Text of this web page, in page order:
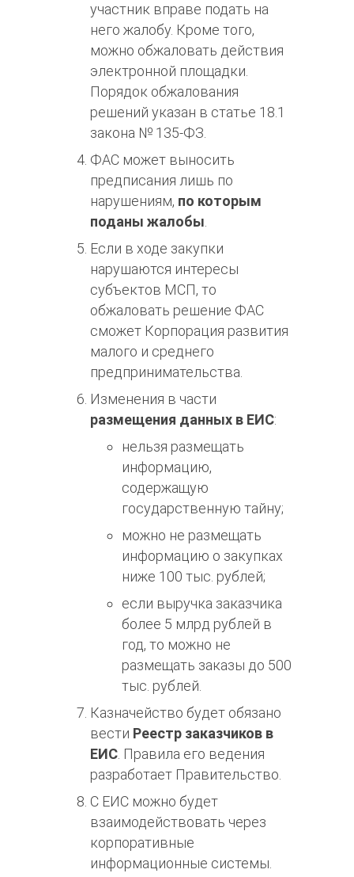
участник вправе подать на
него жалобу. Кроме того,
можно обжаловать действия
электронной площадки.
Порядок обжалования
решений указан в статье 18.1
закона № 135-ФЗ.
ФАС может выносить
предписания лишь по
нарушениям, по которым
поданы жалобы.
Если в ходе закупки
нарушаются интересы
субъектов МСП, то
обжаловать решение ФАС
сможет Корпорация развития
малого и среднего
предпринимательства.
Изменения в части
размещения данных в ЕИС:
нельзя размещать
информацию,
содержащую
государственную тайну;
можно не размещать
информацию о закупках
ниже 100 тыс. рублей;
если выручка заказчика
более 5 млрд рублей в
год, то можно не
размещать заказы до 500
тыс. рублей.
Казначейство будет обязано
вести Реестр заказчиков в
ЕИС. Правила его ведения
разработает Правительство.
С ЕИС можно будет
взаимодействовать через
корпоративные
информационные системы.